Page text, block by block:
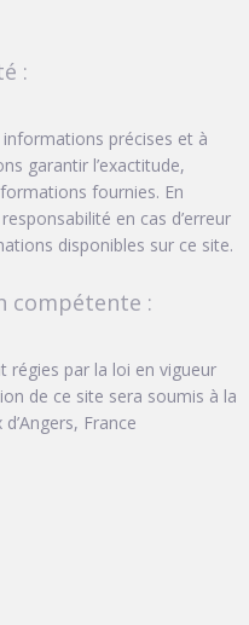
:
précises et à
garantir l’exactitude,
fournies. En
en cas d’erreur
disponibles sur ce site.
compétente :
régies par la loi en vigueur
de ce site sera soumis à la
France